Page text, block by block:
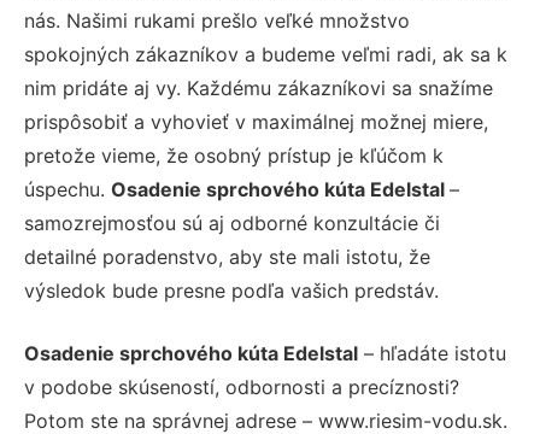
nás. Našimi rukami prešlo veľké množstvo
spokojných zákazníkov a budeme veľmi radi, ak sa k
nim pridáte aj vy. Každému zákazníkovi sa snažíme
prispôsobiť a vyhovieť v maximálnej možnej miere,
pretože vieme, že osobný prístup je kľúčom k
úspechu. Osadenie sprchového kúta Edelstal –
samozrejmosťou sú aj odborné konzultácie či
detailné poradenstvo, aby ste mali istotu, že
výsledok bude presne podľa vašich predstáv.
Osadenie sprchového kúta Edelstal – hľadáte istotu
v podobe skúseností, odbornosti a precíznosti?
Potom ste na správnej adrese – www.riesim-vodu.sk.